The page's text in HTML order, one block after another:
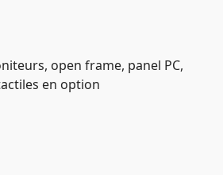
open frame, panel PC,
en option